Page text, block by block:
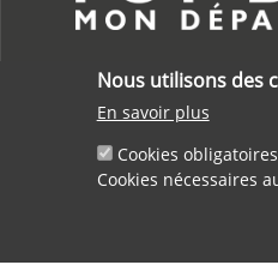
Nous utilisons des
En savoir plus
Cookies obligatoires
Cookies nécessaires